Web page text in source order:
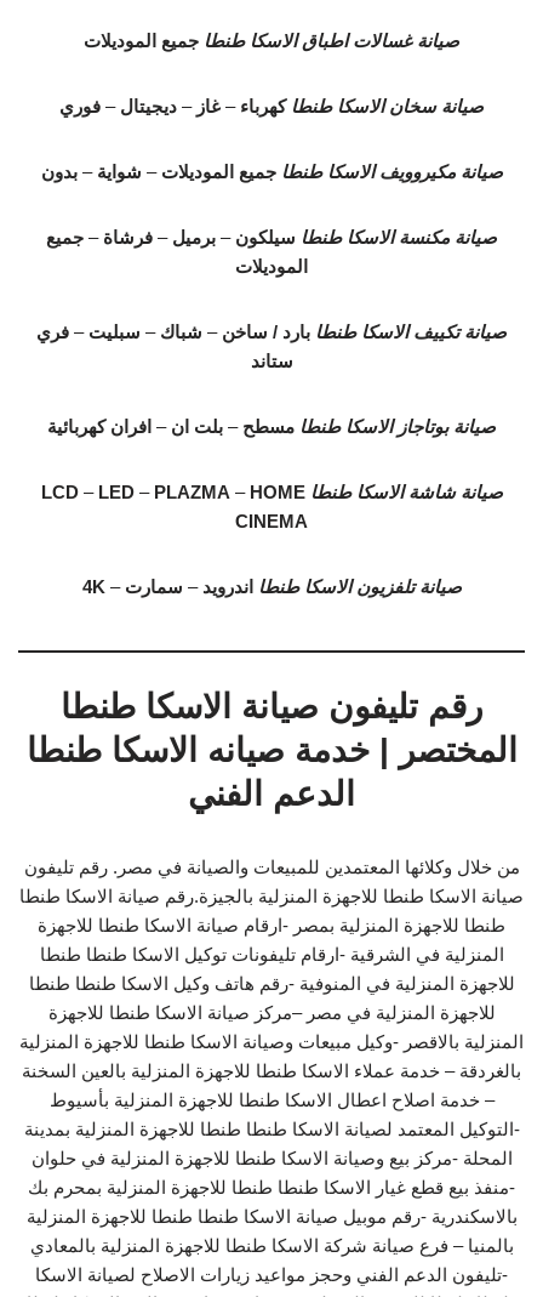
صيانة غسالات اطباق الاسكا طنطا جميع الموديلات
صيانة سخان الاسكا طنطا كهرباء – غاز – ديجيتال – فوري
صيانة مكيروويف الاسكا طنطا جميع الموديلات – شواية –بدون
صيانة مكنسة الاسكا طنطا سيلكون – برميل – فرشاة – جميع
الموديلات
صيانة تكييف الاسكا طنطا بارد / ساخن – شباك – سبليت – فري
ستاند
صيانة بوتاجاز الاسكا طنطا مسطح – بلت ان – افران كهربائية
صيانة شاشة الاسكا طنطا LCD– LED– PLAZMA – HOME
CINEMA
صيانة تلفزيون الاسكا طنطا اندرويد – سمارت –
4K
رقم تليفون صيانة الاسكا طنطا
المختصر | خدمة صيانه الاسكا طنطا
الدعم الفني
من خلال وكلائها المعتمدين للمبيعات والصيانة في مصر. رقم تليفون
صيانة الاسكا طنطا للاجهزة المنزلية بالجيزة.رقم صيانة الاسكا طنطا
طنطا للاجهزة المنزلية بمصر -ارقام صيانة الاسكا طنطا للاجهزة
المنزلية في الشرقية -ارقام تليفونات توكيل الاسكا طنطا طنطا
للاجهزة المنزلية في المنوفية -رقم هاتف وكيل الاسكا طنطا طنطا
للاجهزة المنزلية في مصر –مركز صيانة الاسكا طنطا للاجهزة
المنزلية بالاقصر -وكيل مبيعات وصيانة الاسكا طنطا للاجهزة المنزلية
بالغردقة – خدمة عملاء الاسكا طنطا للاجهزة المنزلية بالعين السخنة
– خدمة اصلاح اعطال الاسكا طنطا للاجهزة المنزلية بأسيوط
-التوكيل المعتمد لصيانة الاسكا طنطا طنطا للاجهزة المنزلية بمدينة
المحلة -مركز بيع وصيانة الاسكا طنطا للاجهزة المنزلية في حلوان
-منفذ بيع قطع غيار الاسكا طنطا طنطا للاجهزة المنزلية بمحرم بك
بالاسكندرية -رقم موبيل صيانة الاسكا طنطا طنطا للاجهزة المنزلية
بالمنيا – فرع صيانة شركة الاسكا طنطا للاجهزة المنزلية بالمعادي
-تليفون الدعم الفني وحجز مواعيد زيارات الاصلاح لصيانة الاسكا